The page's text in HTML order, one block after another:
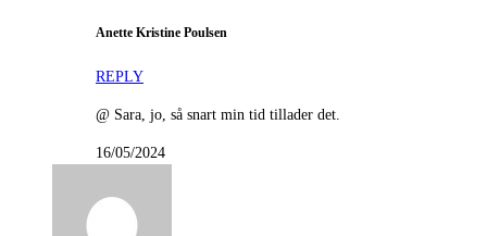
Anette Kristine Poulsen
REPLY
@ Sara, jo, så snart min tid tillader det.
16/05/2024